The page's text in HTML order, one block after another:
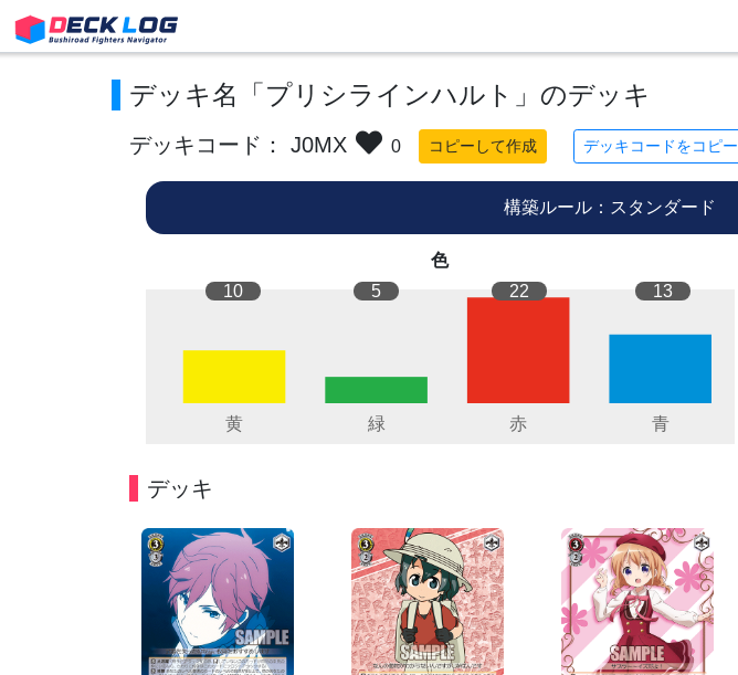
デッキ名「プリシラインハルト」のデッキ
デッキコード： J0MX 0 コピーして作成 デッキコードをコピー
構築ルール：スタンダード
色
10
5 22 13
デッキ